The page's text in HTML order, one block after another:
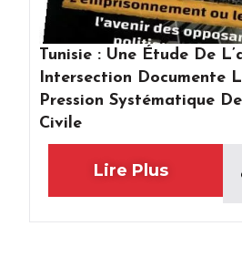
Tunisie : Une Étude De
Intersection Documente
Pression Systématique
Civile
Lire Plus